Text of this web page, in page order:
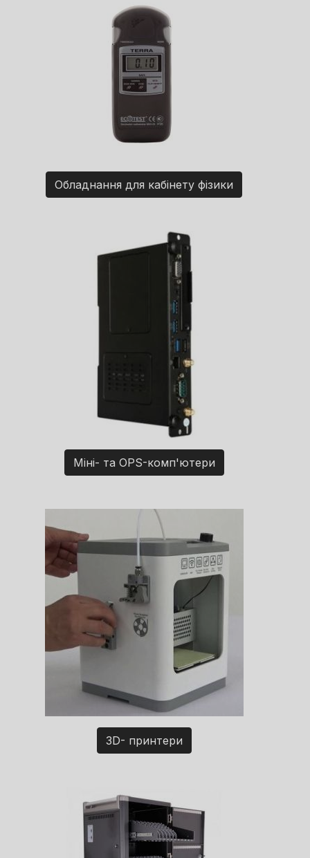
Обладнання для кабінету фізики
Міні- та OPS-комп'ютери
3D- принтери